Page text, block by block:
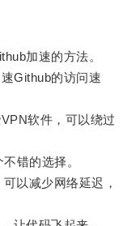
加速的方法。
Github的访问速
软件，可以绕过
错的选择。
以减少网络延迟，